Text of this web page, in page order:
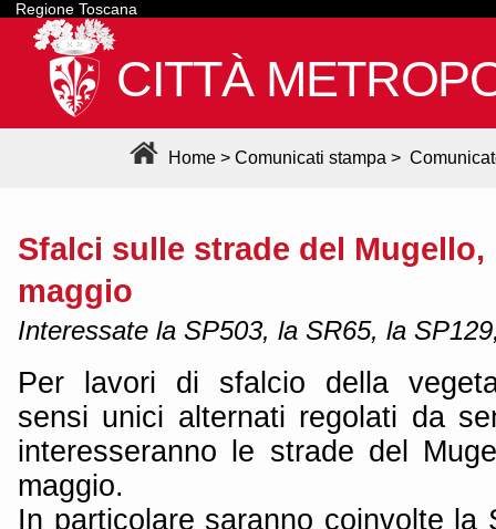
Regione Toscana
CITTÀ
Home > Comunicati stampa >
Sfalci sulle strade del
maggio
Interessate la SP503, la SR65, la
Per lavori di sfalcio della
sensi unici alternati regolati da
interesseranno le strade del
maggio.
In particolare saranno coinvolte la